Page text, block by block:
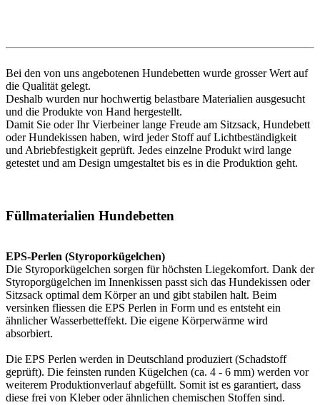
Bei den von uns angebotenen Hundebetten wurde grosser Wert auf
die Qualität gelegt.
Deshalb wurden nur hochwertig belastbare Materialien ausgesucht
und die Produkte von Hand hergestellt.
Damit Sie oder Ihr Vierbeiner lange Freude am Sitzsack, Hundebett
oder Hundekissen haben, wird jeder Stoff auf Lichtbeständigkeit
und Abriebfestigkeit geprüft. Jedes einzelne Produkt wird lange
getestet und am Design umgestaltet bis es in die Produktion geht.
Füllmaterialien Hundebetten
EPS-Perlen (Styroporkügelchen)
Die Styroporkügelchen sorgen für höchsten Liegekomfort. Dank der
Styroporgügelchen im Innenkissen passt sich das Hundekissen oder
Sitzsack optimal dem Körper an und gibt stabilen halt. Beim
versinken fliessen die EPS Perlen in Form und es entsteht ein
ähnlicher Wasserbetteffekt. Die eigene Körperwärme wird
absorbiert.
Die EPS Perlen werden in Deutschland produziert (Schadstoff
geprüft). Die feinsten runden Kügelchen (ca. 4 - 6 mm) werden vor
weiterem Produktionverlauf abgefüllt. Somit ist es garantiert, dass
diese frei von Kleber oder ähnlichen chemischen Stoffen sind.